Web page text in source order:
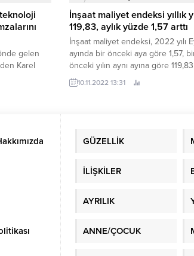
Karel
resmi
İnşaat maliyet endeksi yıllık
119,83, aylık yüzde 1,57 arttı
İnşaat maliyet endeksi, 2022 yılı
ayında bir önceki aya göre 1,57,
önceki yılın aynı ayına göre 119,83
GÜZELLİK
İLİŞKİLER
AYRILIK
ANNE/ÇOCUK